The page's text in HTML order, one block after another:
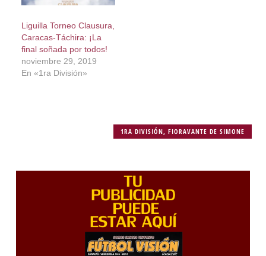
Liguilla Torneo Clausura,
Caracas-Táchira: ¡La
final soñada por todos!
noviembre 29, 2019
En «1ra División»
1RA DIVISIÓN,FIORAVANTE DE SIMONE